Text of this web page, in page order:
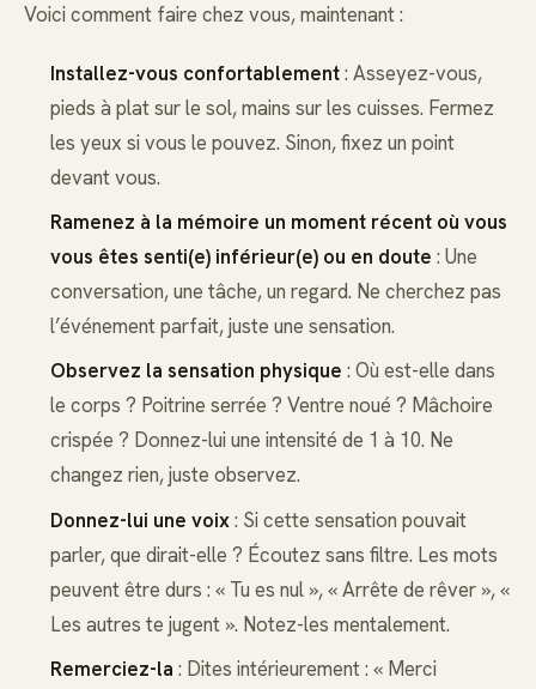
Voici comment faire chez vous, maintenant :
Installez-vous confortablement: Asseyez-vous,
pieds à plat sur le sol, mains sur les cuisses. Fermez
les yeux si vous le pouvez. Sinon, fixez un point
devant vous.
Ramenez à la mémoire un moment récent où vous
vous êtes senti(e) inférieur(e) ou en doute : Une
conversation, une tâche, un regard. Ne cherchez pas
l’événement parfait, juste une sensation.
Observez la sensation physique : Où est-elle dans
le corps ? Poitrine serrée ? Ventre noué ? Mâchoire
crispée ? Donnez-lui une intensité de 1 à 10. Ne
changez rien, juste observez.
Donnez-lui une voix: Si cette sensation pouvait
parler, que dirait-elle ? Écoutez sans filtre. Les mots
peuvent être durs : « Tu es nul », « Arrête de rêver », «
Les autres te jugent ». Notez-les mentalement.
Remerciez-la : Dites intérieurement : « Merci